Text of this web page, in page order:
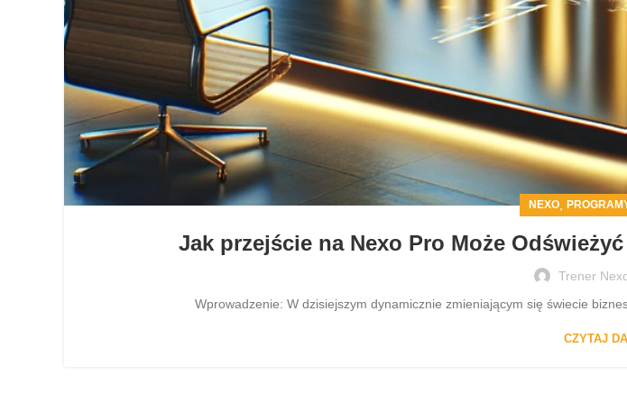
NEXO,
Jak przejście na Nexo Pro Może
Trener
Wprowadzenie: W dzisiejszym dynamicznie zmieniającym się świecie
CZYTAJ